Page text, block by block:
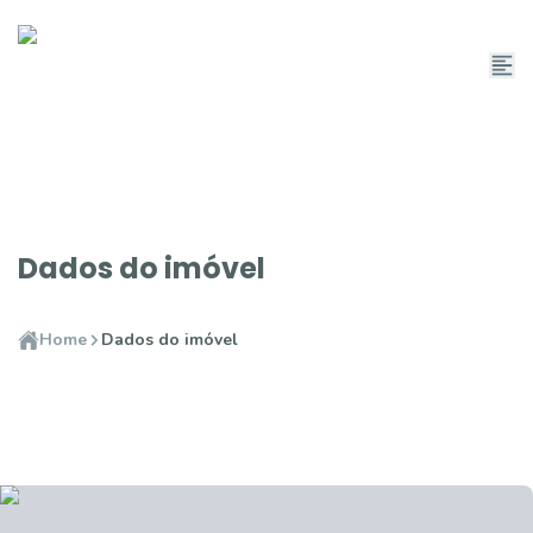
Dados do imóvel
Home Dados do imóvel